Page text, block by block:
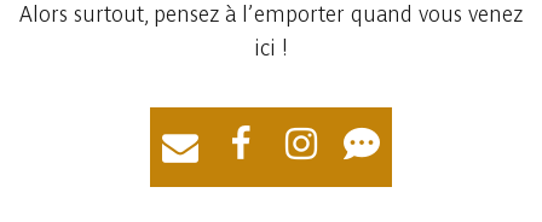
Alors surtout, pensez à l’emporter ​quand vous venez
ici !